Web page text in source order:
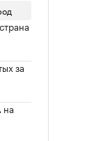
за
на